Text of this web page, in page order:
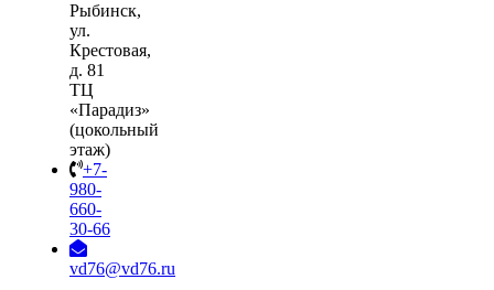
Рыбинск,
ул.
Крестовая,
д. 81
ТЦ
«Парадиз»
(цокольный
этаж)
+7-
980-
660-
30-66
vd76@vd76.ru